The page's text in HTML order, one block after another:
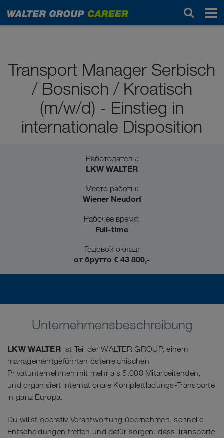
Ученики / выпускники школ
Transport Manager Serbisch
/ Bosnisch / Kroatisch
(m/w/d) - Einstieg in
internationale Disposition
Работодатель:
LKW WALTER
Место работы:
Wiener Neudorf
Рабочее время:
Full-time
Годовой оклад:
от брутто € 43 800,-
Unternehmensbeschreibung
LKW WALTER ist Teil der WALTER GROUP, einem
managementgeführten österreichischen
Privatunternehmen mit mehr als 5.000 Mitarbeitenden,
und organisiert internationale Komplettladungs-Transporte
in ganz Europa.
Du willst operativ Verantwortung übernehmen, schnelle
Entscheidungen treffen und dafür sorgen, dass Transporte